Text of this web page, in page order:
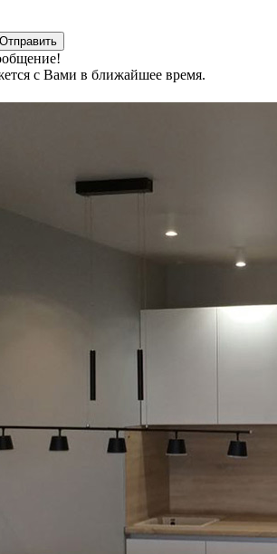
с Вами в ближайшее время.